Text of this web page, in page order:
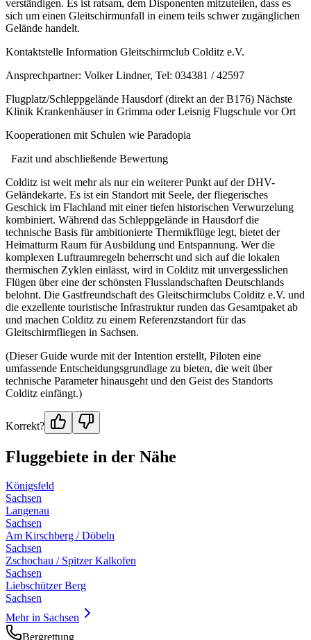
verständigen. Es ist ratsam, dem Disponenten mitzuteilen, dass es
sich um einen Gleitschirmunfall in einem teils schwer zugänglichen
Gelände handelt.
Kontaktstelle Information Gleitschirmclub Colditz e.V.
Ansprechpartner: Volker Lindner, Tel: 034381 / 42597
Flugplatz/Schleppgelände Hausdorf (direkt an der B176) Nächste
Klinik Krankenhäuser in Grimma oder Leisnig Flugschule vor Ort
Kooperationen mit Schulen wie Paradopia
Fazit und abschließende Bewertung
Colditz ist weit mehr als nur ein weiterer Punkt auf der DHV-
Geländekarte. Es ist ein Standort mit Seele, der fliegerisches
Geschick im Flachland mit einer tiefen historischen Verwurzelung
kombiniert. Während das Schleppgelände in Hausdorf die
technische Basis für ambitionierte Thermikflüge legt, bietet der
Heimatturm Raum für Ausbildung und Entspannung. Wer die
komplexen Luftraumregeln beherrscht und sich auf die lokalen
thermischen Zyklen einlässt, wird in Colditz mit unvergesslichen
Flügen über eine der schönsten Flusslandschaften Deutschlands
belohnt. Die Gastfreundschaft des Gleitschirmclubs Colditz e.V. und
die exzellente touristische Infrastruktur runden das Gesamtpaket ab
und machen Colditz zu einem Referenzstandort für das
Gleitschirmfliegen in Sachsen.
(Dieser Guide wurde mit der Intention erstellt, Piloten eine
umfassende Entscheidungsgrundlage zu bieten, die weit über
technische Parameter hinausgeht und den Geist des Standorts
Colditz einfängt.)
Korrekt?
Fluggebiete in der Nähe
Königsfeld
Sachsen
Langenau
Sachsen
Am Kirschberg / Döbeln
Sachsen
Zschochau / Spitzer Kalkofen
Sachsen
Liebschützer Berg
Sachsen
Mehr in Sachsen
Bergrettung